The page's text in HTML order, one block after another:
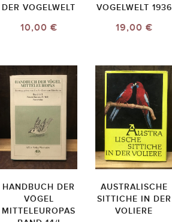
DER VOGELWELT
10,00 €
VOGELWELT 1936
19,00 €
HANDBUCH DER
VÖGEL
MITTELEUROPAS
AUSTRALISCHE
SITTICHE IN DER
VOLIERE